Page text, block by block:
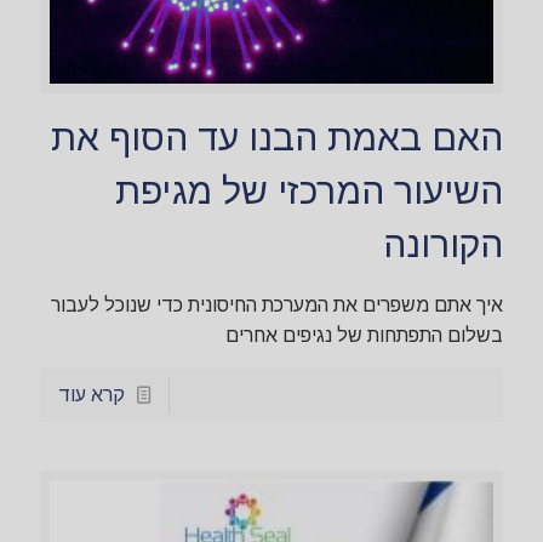
האם באמת הבנו עד הסוף את
השיעור המרכזי של מגיפת
הקורונה
איך אתם משפרים את המערכת החיסונית כדי שנוכל לעבור
בשלום התפתחות של נגיפים אחרים
קרא עוד